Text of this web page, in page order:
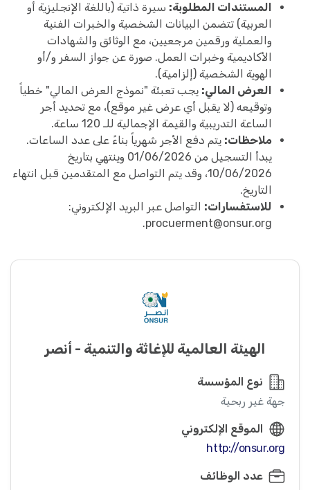
المستندات المطلوبة: سيرة ذاتية (باللغة الإنجليزية أو
العربية) تتضمن البيانات الشخصية والخبرات الفنية
والعملية ورقمين مرجعيين، مع الوثائق والشهادات
الأكاديمية وخبرات العمل. صورة عن جواز السفر و/أو
الهوية الشخصية (إلزامية).
العرض المالي: يجب تعبئة "نموذج العرض المالي" خطياً
وتوقيعه (لا يقبل أي عرض غير موقع)، مع تحديد أجر
الساعة التدريبية والقيمة الإجمالية للـ 120 ساعة.
ملاحظات: يتم دفع الأجر شهرياً بناءً على عدد الساعات.
يبدأ التسجيل من 01/06/2026 وينتهي بتاريخ
10/06/2026، وقد يتم التواصل مع المتقدمين قبل انتهاء
التاريخ.
للاستفسارات: التواصل عبر البريد الإلكتروني:
procuerment@onsur.org
.
الهيئة العالمية للإغاثة والتنمية - أنصر
نوع المؤسسة
جهة غير ربحية
الموقع الإلكتروني
http://onsur.org
عدد الوظائف